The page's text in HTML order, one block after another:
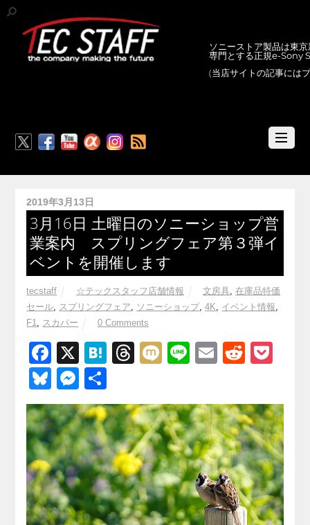
ソニーストア製品は東
専門とする正規e-Sony
(当店サイトの記事には
2019年3月13日
3月16日 土曜日のソニーショップ営
業案内 スプリングフェア第３弾イ
ベントを開催します
tecstaff ☆テックスタッフ店舗情報 文房具,在庫品特価
セール, スプリングフェア, ソニーショップ,4K, イベント情報,
F1, スカパー 0 Comments
F
a
c
e
b
o
o
k
X
H
e
n
a
T
e
a
d
s
M
Li
e
E
ail
R
d
di
t
ck
et
Bl
u
e
sk
y
M
e
ss
e
n
g
er
有